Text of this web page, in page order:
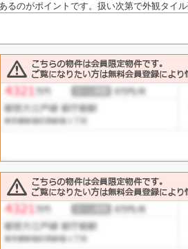
るのがポイントです。扱い次第で外観タイ